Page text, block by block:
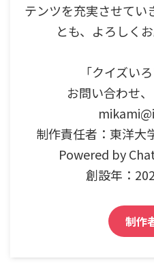
テンツを充実させてい
とも、よろしく
「クイズい
お問い合わせ
制作責任者：東洋
Powered by
創設年：
制作